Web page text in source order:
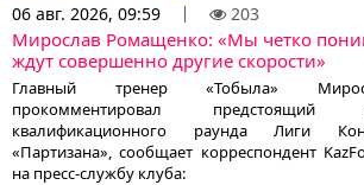
06 авг. 2026, 09:59 203
Мирослав Ромащенко: «Мы четко
ждут совершенно другие скорости»
Главный тренер «Тобыла»
прокомментировал
квалификационного раунда Лиги
«Партизана», сообщает корреспондент
на пресс-службу клуба: